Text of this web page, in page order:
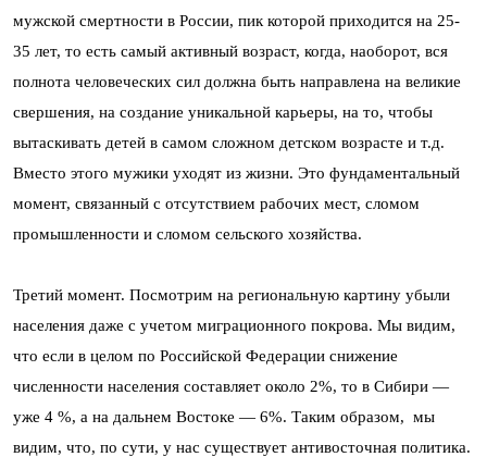
мужской смертности в России, пик которой приходится на 25-
35 лет, то есть самый активный возраст, когда, наоборот, вся
полнота человеческих сил должна быть направлена на великие
свершения, на создание уникальной карьеры, на то, чтобы
вытаскивать детей в самом сложном детском возрасте и т.д.
Вместо этого мужики уходят из жизни. Это фундаментальный
момент, связанный с отсутствием рабочих мест, сломом
промышленности и сломом сельского хозяйства.
Третий момент. Посмотрим на региональную картину убыли
населения даже с учетом миграционного покрова. Мы видим,
что если в целом по Российской Федерации снижение
численности населения составляет около 2%, то в Сибири —
уже 4 %, а на дальнем Востоке — 6%. Таким образом, мы
видим, что, по сути, у нас существует антивосточная политика.